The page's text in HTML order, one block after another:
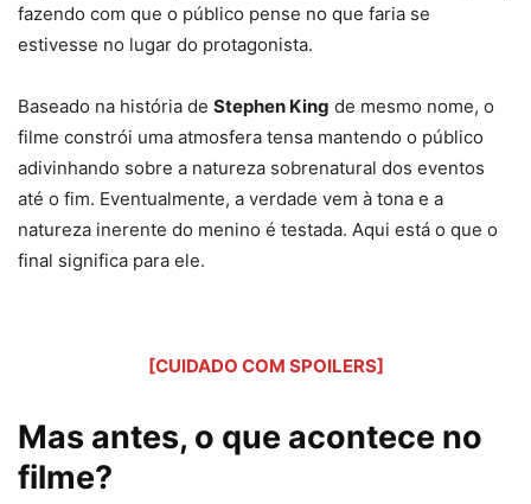
fazendo com que o público pense no que faria se
estivesse no lugar do protagonista.
Baseado na história de Stephen King de mesmo nome, o
filme constrói uma atmosfera tensa mantendo o público
adivinhando sobre a natureza sobrenatural dos eventos
até o fim. Eventualmente, a verdade vem à tona e a
natureza inerente do menino é testada. Aqui está o que o
final significa para ele.
[CUIDADO COM SPOILERS]
Mas antes, o que acontece no
filme?